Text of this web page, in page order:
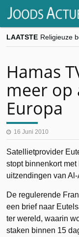
LAATSTE
Hamas
meer op
Europa
16 Juni 2010
Satellietprovider
stopt binnenkort
uitzendingen van
De regulerende
een brief naar
ter wereld, waarin
staken binnen 15